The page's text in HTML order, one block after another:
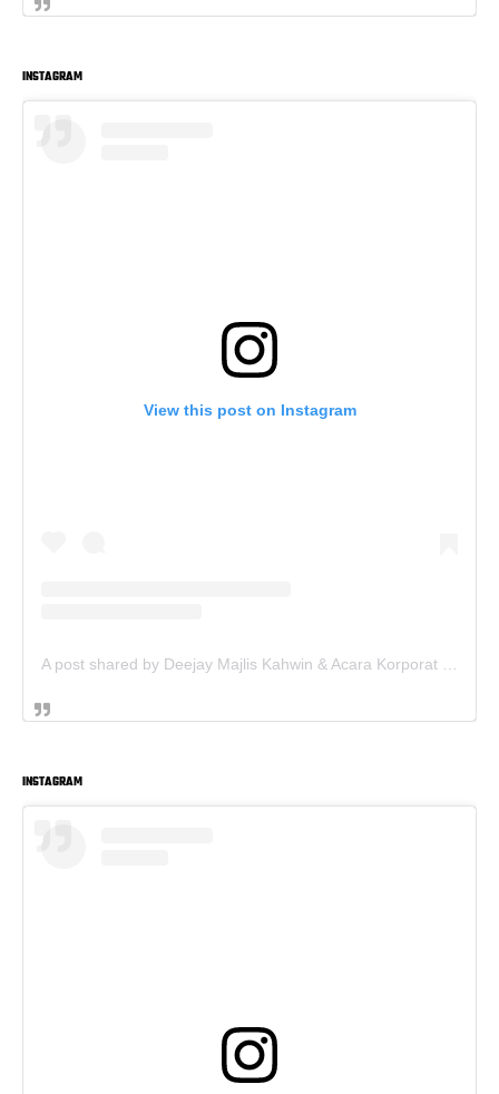
INSTAGRAM
View this post on Instagram
INSTAGRAM